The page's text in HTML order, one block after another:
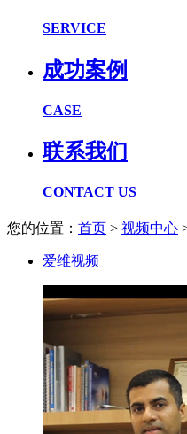
SERVICE
成功案例
CASE
联系我们
CONTACT US
您的位置： 首页 > 视频中心
爱维视频